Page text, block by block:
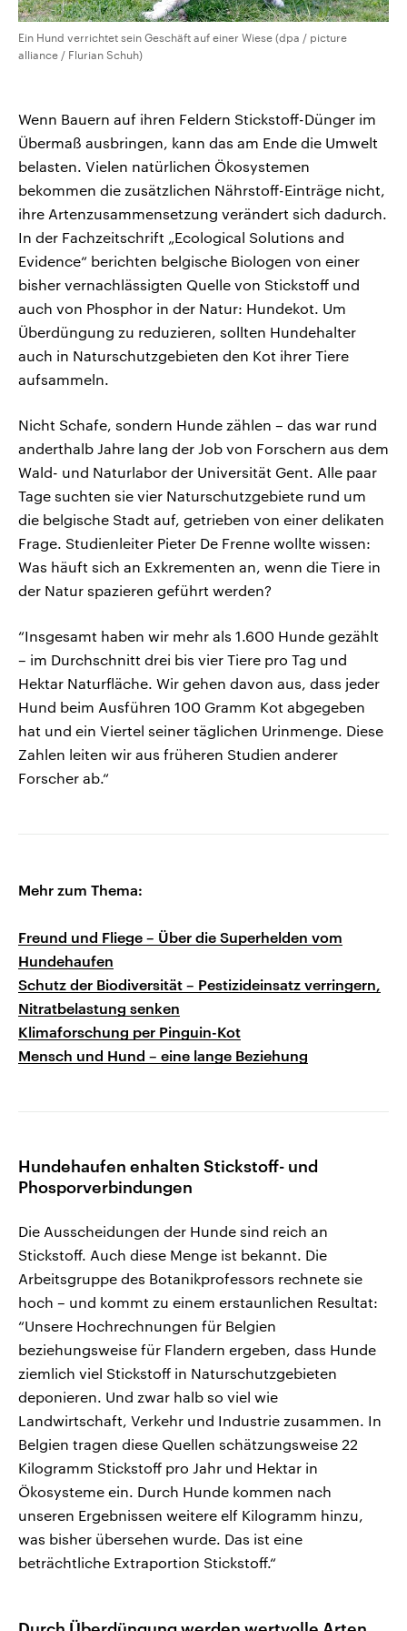
Ein Hund verrichtet sein Geschäft auf einer Wiese (dpa / picture
alliance / Flurian Schuh)
Wenn Bauern auf ihren Feldern Stickstoff-Dünger im
Übermaß ausbringen, kann das am Ende die Umwelt
belasten. Vielen natürlichen Ökosystemen
bekommen die zusätzlichen Nährstoff-Einträge nicht,
ihre Artenzusammensetzung verändert sich dadurch.
In der Fachzeitschrift „Ecological Solutions and
Evidence“ berichten belgische Biologen von einer
bisher vernachlässigten Quelle von Stickstoff und
auch von Phosphor in der Natur: Hundekot. Um
Überdüngung zu reduzieren, sollten Hundehalter
auch in Naturschutzgebieten den Kot ihrer Tiere
aufsammeln.
Nicht Schafe, sondern Hunde zählen – das war rund
anderthalb Jahre lang der Job von Forschern aus dem
Wald- und Naturlabor der Universität Gent. Alle paar
Tage suchten sie vier Naturschutzgebiete rund um
die belgische Stadt auf, getrieben von einer delikaten
Frage. Studienleiter Pieter De Frenne wollte wissen:
Was häuft sich an Exkrementen an, wenn die Tiere in
der Natur spazieren geführt werden?
“Insgesamt haben wir mehr als 1.600 Hunde gezählt
– im Durchschnitt drei bis vier Tiere pro Tag und
Hektar Naturfläche. Wir gehen davon aus, dass jeder
Hund beim Ausführen 100 Gramm Kot abgegeben
hat und ein Viertel seiner täglichen Urinmenge. Diese
Zahlen leiten wir aus früheren Studien anderer
Forscher ab.“
Mehr zum Thema:
Freund und Fliege – Über die Superhelden vom
Hundehaufen
Schutz der Biodiversität – Pestizideinsatz verringern,
Nitratbelastung senken
Klimaforschung per Pinguin-Kot
Mensch und Hund – eine lange Beziehung
Hundehaufen enhalten Stickstoff- und
Phosporverbindungen
Die Ausscheidungen der Hunde sind reich an
Stickstoff. Auch diese Menge ist bekannt. Die
Arbeitsgruppe des Botanikprofessors rechnete sie
hoch – und kommt zu einem erstaunlichen Resultat:
“Unsere Hochrechnungen für Belgien
beziehungsweise für Flandern ergeben, dass Hunde
ziemlich viel Stickstoff in Naturschutzgebieten
deponieren. Und zwar halb so viel wie
Landwirtschaft, Verkehr und Industrie zusammen. In
Belgien tragen diese Quellen schätzungsweise 22
Kilogramm Stickstoff pro Jahr und Hektar in
Ökosysteme ein. Durch Hunde kommen nach
unseren Ergebnissen weitere elf Kilogramm hinzu,
was bisher übersehen wurde. Das ist eine
beträchtliche Extraportion Stickstoff.“